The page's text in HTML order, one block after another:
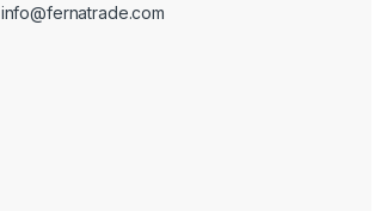
info@fernatrade.com